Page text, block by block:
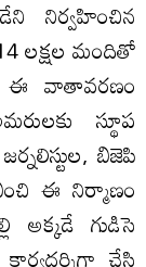
నిర్వహించిన
లక్షల మందితో
ఈ వాతావరణం
స్థూప
బిజెపి
ఈ నిర్మాణం
అక్కడే గుడిసె
కార్యదర్శిగా చేసి